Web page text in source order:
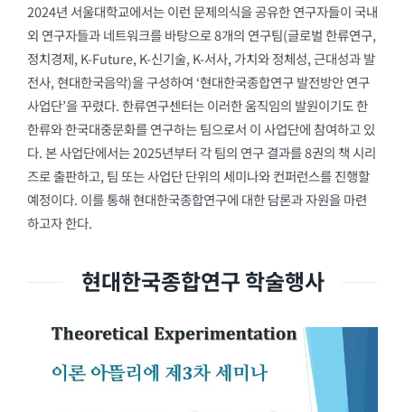
2024년 서울대학교에서는 이런 문제의식을 공유한 연구자들이 국내
외 연구자들과 네트워크를 바탕으로 8개의 연구팀(글로벌 한류연구,
정치경제, K-Future, K-신기술, K-서사, 가치와 정체성, 근대성과 발
전사, 현대한국음악)을 구성하여 ‘현대한국종합연구 발전방안 연구
사업단’을 꾸렸다. 한류연구센터는 이러한 움직임의 발원이기도 한
한류와 한국대중문화를 연구하는 팀으로서 이 사업단에 참여하고 있
다. 본 사업단에서는 2025년부터 각 팀의 연구 결과를 8권의 책 시리
즈로 출판하고, 팀 또는 사업단 단위의 세미나와 컨퍼런스를 진행할
예정이다. 이를 통해 현대한국종합연구에 대한 담론과 자원을 마련
하고자 한다.
현대한국종합연구 학술행사